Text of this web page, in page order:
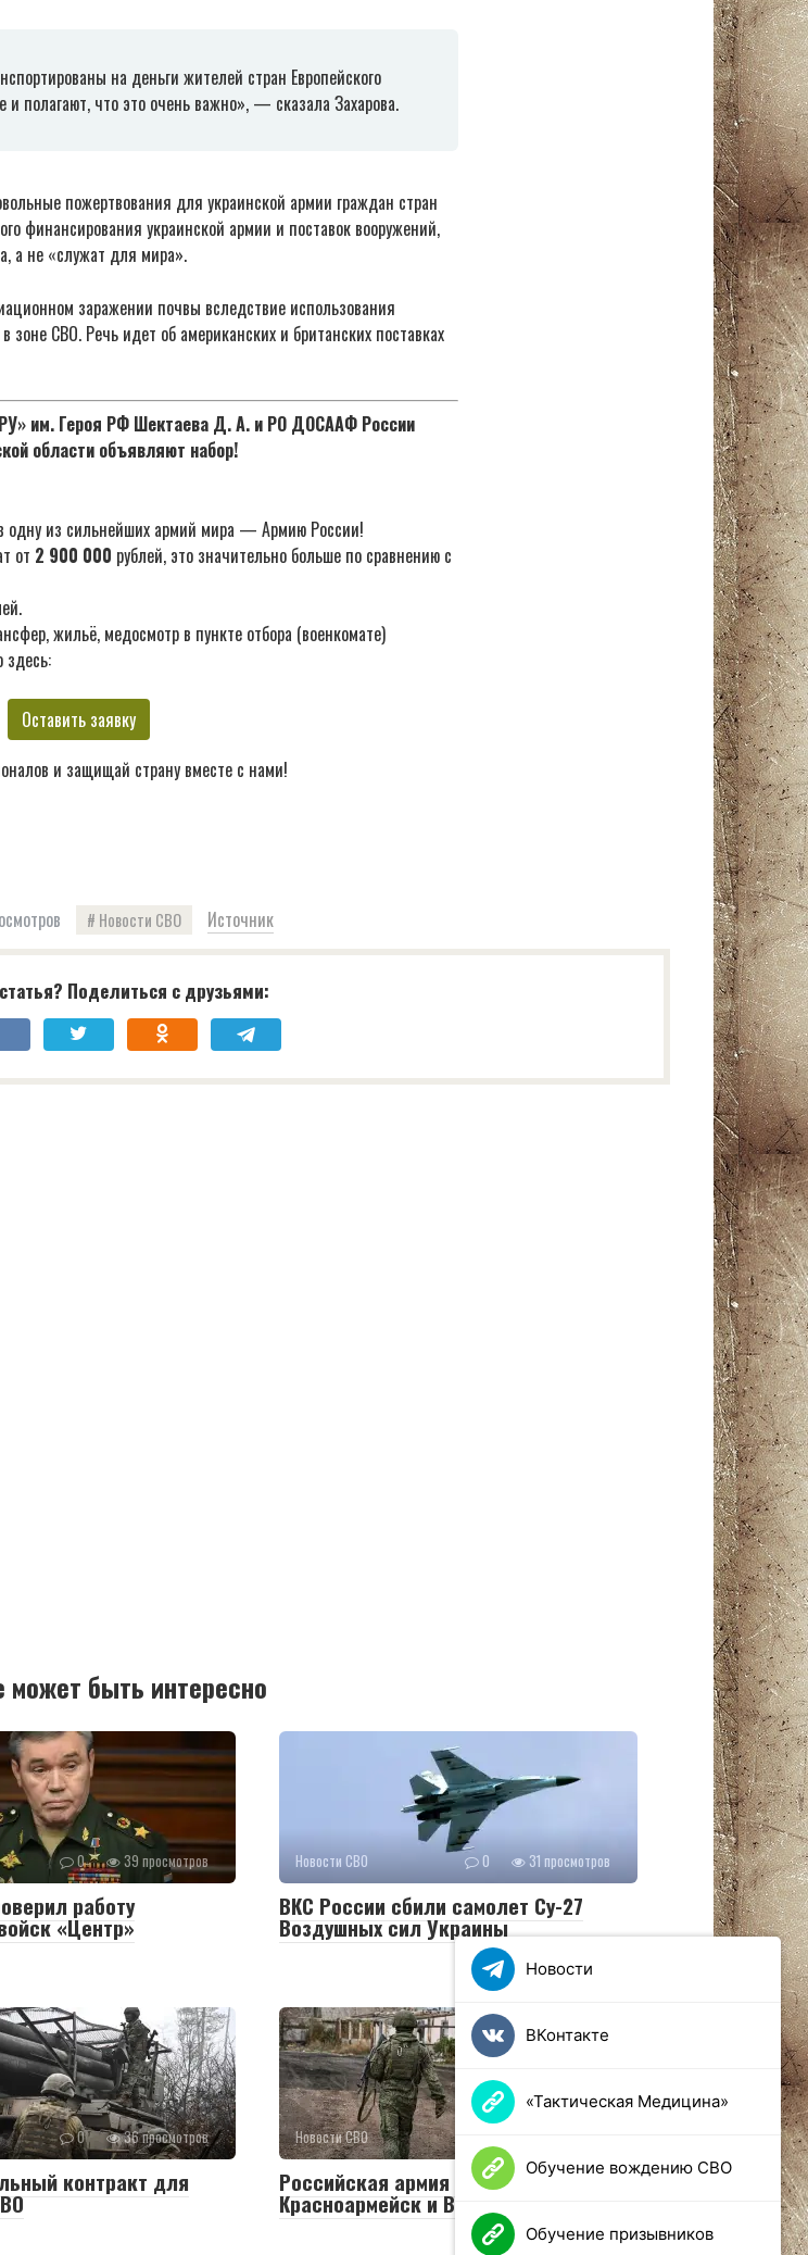
на деньги жителей стран Европейского
полагают, что это очень важно», — сказала Захарова.
пожертвования для украинской армии граждан стран
финансирования украинской армии и поставок вооружений,
а не «служат для мира».
заражении почвы вследствие использования
зоне СВО. Речь идет об американских и британских поставках
им. Героя РФ Шектаева Д. А. и РО ДОСААФ России
области объявляют набор!
одну из сильнейших армий мира — Армию России!
от 2 900 000 рублей, это значительно больше по сравнению с
жильё, медосмотр в пункте отбора (военкомате)
здесь:
Оставить заявку
и защищай страну вместе с нами!
Новости СВО Источник
Поделиться с друзьями:
может быть интересно
0 39 просмотров
работу
«Центр»
Новости СВО 0 31 просмотров
ВКС России сбили самолет Су-27
Воздушных сил Украины
0 36 просмотров
контракт для
Новости СВО
Российская армия освободила
Красноармейск и Волчанск
Новости
ВКонтакте
«Тактическая Медицина»
Обучение вождению СВО
Обучение призывников